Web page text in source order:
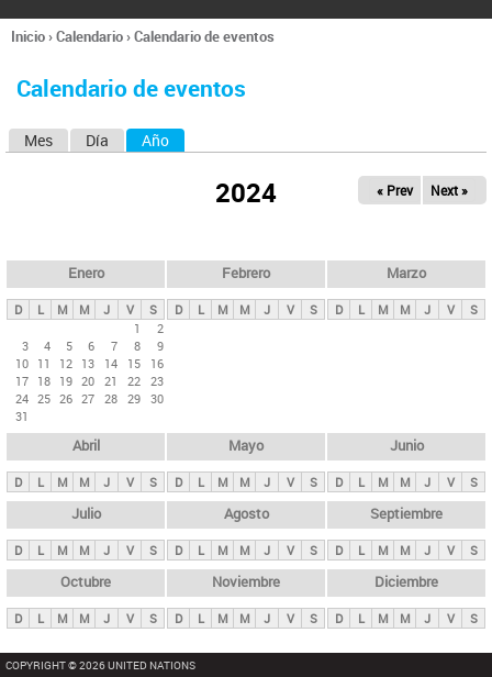
l
d
Se
usted
Inicio›Calendario›Calendario de eventos
Calendario de eventos
s
p
n
c
i
p
l
e
s
Mes Día Año
2024 « Prev Next »
Enero
D L M M J V
S
1
2
3
4 5 6 7 8
9
10 11 12 13 14 15
16
17 18 19 20 21 22 23
24 25 26 27 28 29 30
31
Febrero
D L M M J V S
Marzo
D L M M J V S
Abril
D L M M J V S
Mayo
D L M M J V S
Junio
D L M M J V S
Julio
D L M M J V S
Agosto
D L M M J V S
Septiembre
D L M M J V S
Octubre
D L M M J V S
Noviembre
D L M M J V S
Diciembre
D L M M J V S
COPYRIGHT © 2026 UNITED NATIONS